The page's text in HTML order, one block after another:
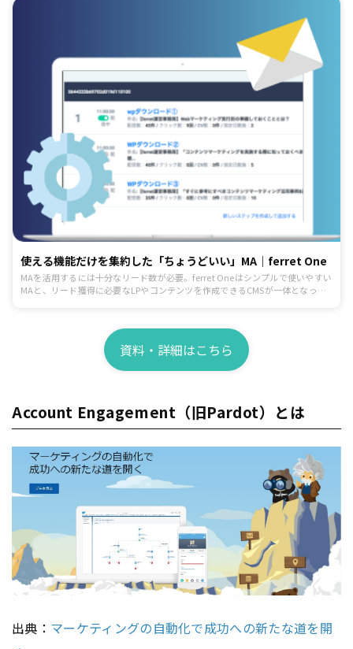
使える機能だけを集約した「ちょうどいい」MA｜ferret One
MAを活用するには十分なリード数が必要。ferret Oneはシンプルで使いやすい
MAと、リード獲得に必要なLPやコンテンツを作成できるCMSが一体となった
資料・詳細はこちら
Account Engagement（旧Pardot）とは
出典： マーケティングの自動化で成功への新たな道を開